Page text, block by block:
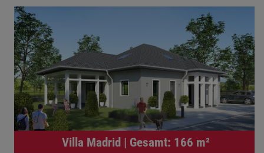
Villa Madrid | Gesamt: 166 m²